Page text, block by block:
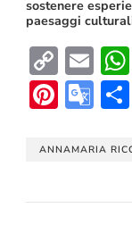
sostenere
paesaggi
Copy
Link
ANNAMARIA